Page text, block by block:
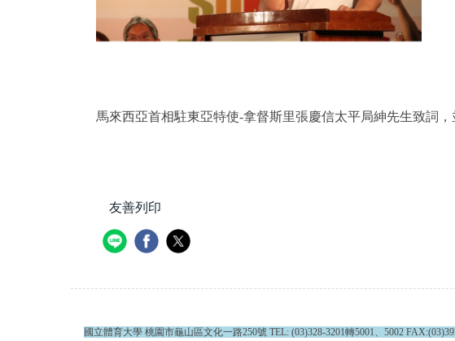
馬來西亞首相駐東亞特使-拿督斯里張慶信太平局紳先生致詞，
友善列印
國立體育大學 桃園市龜山區文化一路250號 TEL: (03)328-3201轉5001、5002